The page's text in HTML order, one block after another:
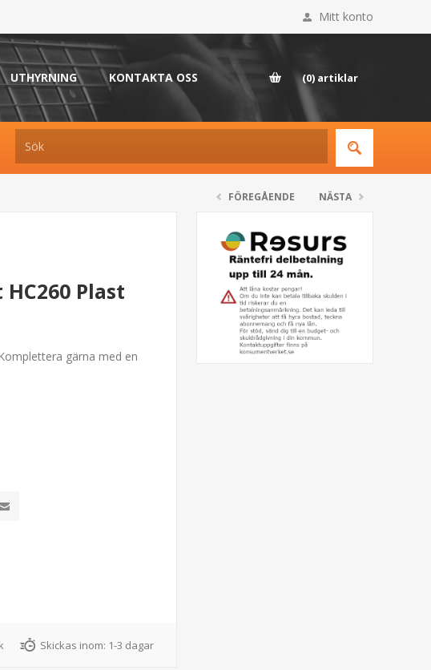
Mitt konto
UTHYRNING KONTAKTA OSS (0) artiklar
FÖREGÅENDE NÄSTA
Plast
gärna med en
Skickas inom: 1-3 dagar